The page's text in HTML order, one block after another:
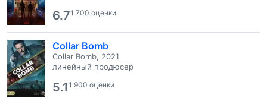
6.71 700 оценки
Collar Bomb
Collar Bomb, 2021
линейный продюсер
5.11 900 оценки